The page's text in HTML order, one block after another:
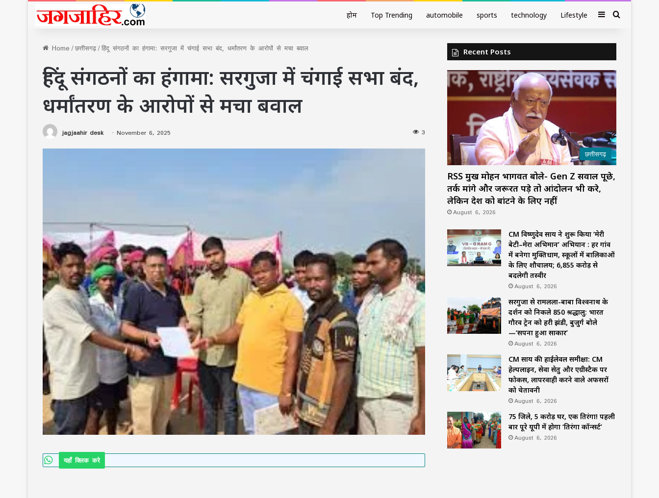
होम Top Trending automobile sports technology Lifestyle SidebarSearch
Home/छत्तीसगढ़/हिंदू संगठनों का हंगामा: सरगुजा में चंगाई सभा बंद, धर्मांतरण के आरोपों से मचा बवाल
हिंदू संगठनों का हंगामा: सरगुजा में चंगाई सभा बंद,
धर्मांतरण के आरोपों से मचा बवाल
jagjaahir desk November 6, 2025 3
यहाँ क्लिक करे
Recent Posts
छत्तीसगढ़
RSS प्रमुख मोहन भागवत बोले- Gen Z सवाल पूछे,
तर्क मांगे और जरूरत पड़े तो आंदोलन भी करे,
लेकिन देश को बांटने के लिए नहीं
August 6, 2026
CM विष्णुदेव साय ने शुरू किया ‘मेरी
बेटी–मेरा अभिमान’ अभियान : हर गांव
में बनेगा मुक्तिधाम, स्कूलों में बालिकाओं
के लिए शौचालय; 6,855 करोड़ से
बदलेगी तस्वीर
August 6, 2026
सरगुजा से रामलला-बाबा विश्वनाथ के
दर्शन को निकले 850 श्रद्धालु: भारत
गौरव ट्रेन को हरी झंडी, बुजुर्ग बोले
—‘सपना हुआ साकार’
August 6, 2026
CM साय की हाईलेवल समीक्षा: CM
हेल्पलाइन, सेवा सेतु और एग्रीस्टैक पर
फोकस, लापरवाही करने वाले अफसरों
को चेतावनी
August 6, 2026
75 जिले, 5 करोड़ घर, एक तिरंगा! पहली
बार पूरे यूपी में होगा ‘तिरंगा कॉन्सर्ट’
August 6, 2026